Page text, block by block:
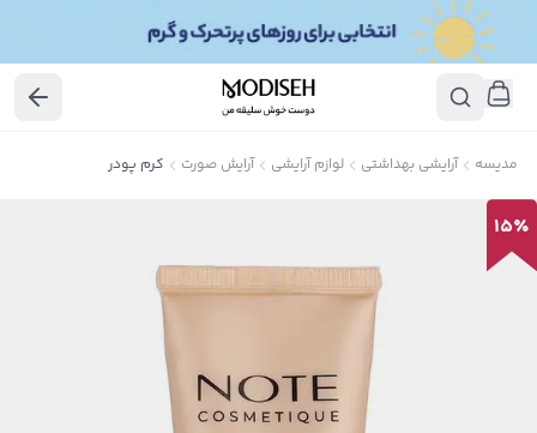
مدیسه آرایشی بهداشتی لوازم آرایشی آرایش صورت کرم پودر
15٪